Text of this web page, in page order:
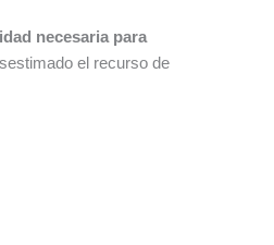
necesaria para
el recurso de